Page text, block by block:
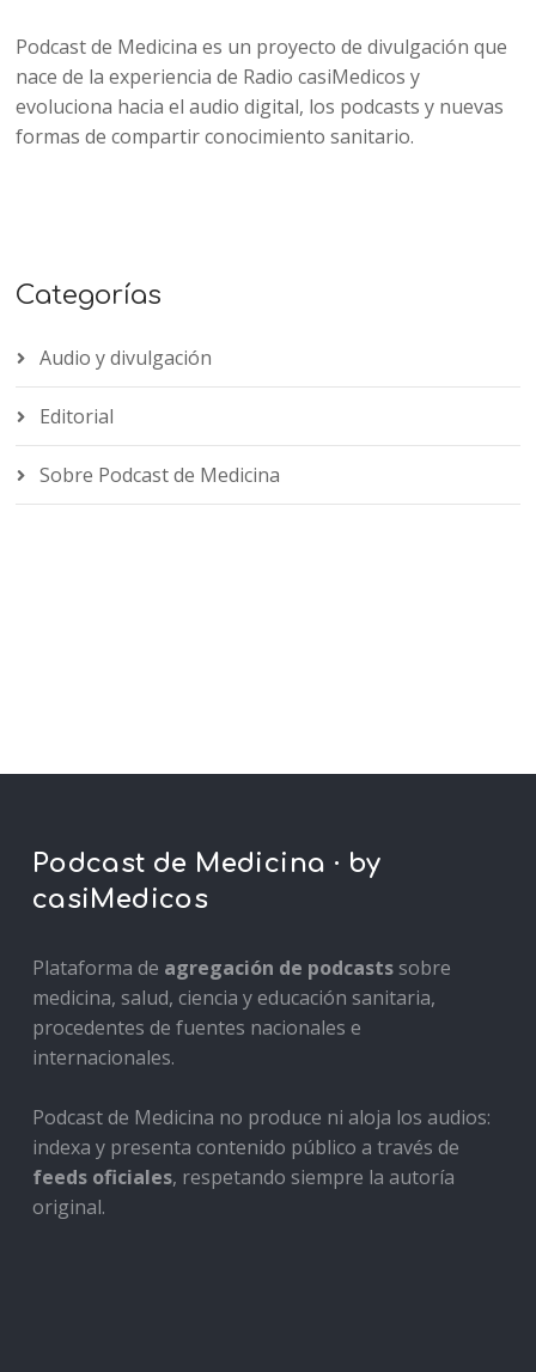
Podcast de Medicina es un proyecto de divulgación que
nace de la experiencia de Radio casiMedicos y
evoluciona hacia el audio digital, los podcasts y nuevas
formas de compartir conocimiento sanitario.
Categorías
Audio y divulgación
Editorial
Sobre Podcast de Medicina
Podcast de Medicina · by
casiMedicos
Plataforma de agregación de podcastssobre
medicina, salud, ciencia y educación sanitaria,
procedentes de fuentes nacionales e
internacionales.
Podcast de Medicina no produce ni aloja los audios:
indexa y presenta contenido público a través de
feeds oficiales, respetando siempre la autoría
original.